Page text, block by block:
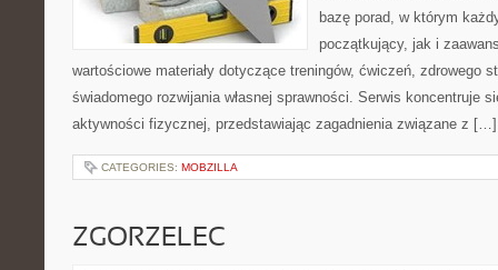
bazę porad, w którym
początkujący, jak i
wartościowe materiały dotyczące treningów, ćwiczeń, zdrowego
świadomego rozwijania własnej sprawności. Serwis koncentruje
aktywności fizycznej, przedstawiając zagadnienia związane z […]
CATEGORIES: MOBZILLA
ZGORZELEC